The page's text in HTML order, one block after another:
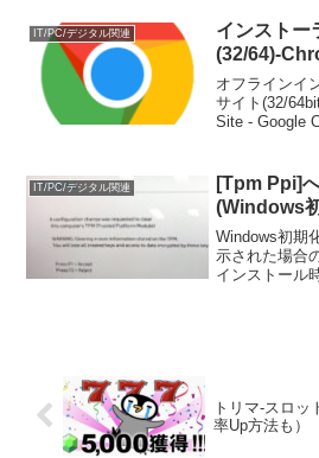
方も多い変更
IT/PC/デジタル関連
インストー
(32/64)-
オフラインイ
サイト(32/
Site - Google
IT/PC/デジタル関連
[Tpm Ppi]
(Windows
Windows初期
示された場合
インストール
トリマ-スロッ
率Up方法も）